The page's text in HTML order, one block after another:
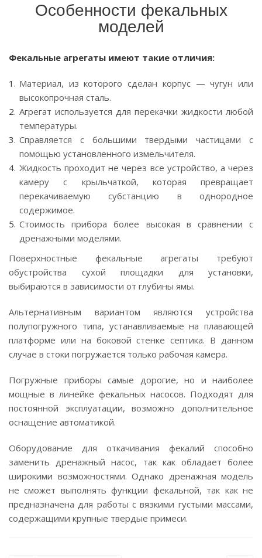
Особенности фекальных
моделей
Фекальные агрегаты имеют такие отличия:
Материал, из которого сделан корпус — чугун или
высокопрочная сталь.
Агрегат используется для перекачки жидкости любой
температуры.
Справляется с большими твердыми частицами с
помощью установленного измельчителя.
Жидкость проходит не через все устройство, а через
камеру с крыльчаткой, которая превращает
перекачиваемую субстанцию в однородное
содержимое.
Стоимость прибора более высокая в сравнении с
дренажными моделями.
Поверхностные фекальные агрегаты требуют
обустройства сухой площадки для установки,
выбираются в зависимости от глубины ямы.
Альтернативным вариантом являются устройства
полупогружного типа, устанавливаемые на плавающей
платформе или на боковой стенке септика. В данном
случае в стоки погружается только рабочая камера.
Погружные приборы самые дорогие, но и наиболее
мощные в линейке фекальных насосов. Подходят для
постоянной эксплуатации, возможно дополнительное
оснащение автоматикой.
Оборудование для откачивания фекалий способно
заменить дренажный насос, так как обладает более
широкими возможностями. Однако дренажная модель
не сможет выполнять функции фекальной, так как не
предназначена для работы с вязкими густыми массами,
содержащими крупные твердые примеси.